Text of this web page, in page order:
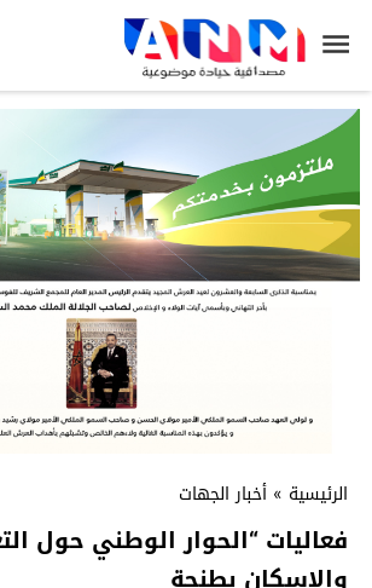
الرئيسية » أخبار الجهات
فعاليات “الحوار الوطني حول
والإسكان بطنجة